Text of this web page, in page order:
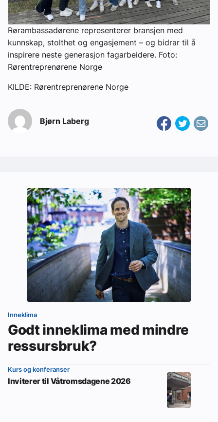
Rørambassadørene representerer bransjen med
kunnskap, stolthet og engasjement – og bidrar til å
inspirere neste generasjon fagarbeidere. Foto:
Rørentreprenørene Norge
KILDE: Rørentreprenørene Norge
Bjørn Laberg
Inneklima
Godt inneklima med mindre
ressursbruk?
Kurs og konferanser
Inviterer til Våtromsdagene 2026